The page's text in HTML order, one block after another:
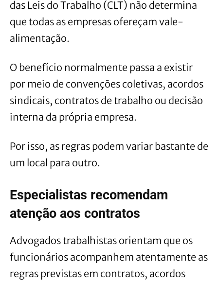
das Leis do Trabalho (CLT) não determina
que todas as empresas ofereçam vale-
alimentação.
O benefício normalmente passa a existir
por meio de convenções coletivas, acordos
sindicais, contratos de trabalho ou decisão
interna da própria empresa.
Por isso, as regras podem variar bastante de
um local para outro.
Especialistas recomendam
atenção aos contratos
Advogados trabalhistas orientam que os
funcionários acompanhem atentamente as
regras previstas em contratos, acordos